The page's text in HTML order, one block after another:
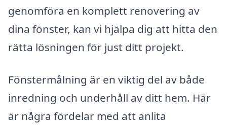
genomföra en komplett renovering av
dina fönster, kan vi hjälpa dig att hitta den
rätta lösningen för just ditt projekt.
Fönstermålning är en viktig del av både
inredning och underhåll av ditt hem. Här
är några fördelar med att anlita